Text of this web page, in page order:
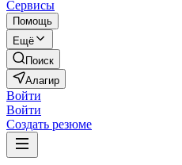
Сервисы
Помощь
Ещё
Поиск
Алагир
Войти
Войти
Создать резюме